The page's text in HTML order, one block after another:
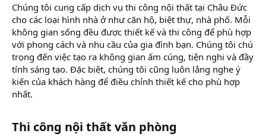
Chúng tôi cung cấp dịch vụ thi công nội thất tại Châu Đức
cho các loại hình nhà ở như căn hộ, biệt thự, nhà phố. Mỗi
không gian sống đều được thiết kế và thi công để phù hợp
với phong cách và nhu cầu của gia đình bạn. Chúng tôi chú
trọng đến việc tạo ra không gian ấm cúng, tiện nghi và đầy
tính sáng tạo. Đặc biệt, chúng tôi cũng luôn lắng nghe ý
kiến của khách hàng để điều chỉnh thiết kế cho phù hợp
nhất.
Thi công nội thất văn phòng